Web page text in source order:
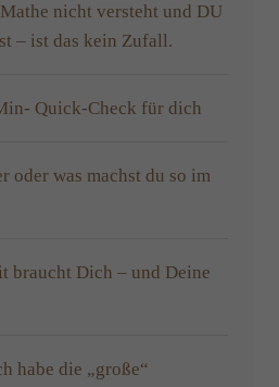
nicht versteht und DU
– ist das kein Zufall.
Quick-Check für dich
oder was machst du so im
braucht Dich – und Deine
habe die „große“